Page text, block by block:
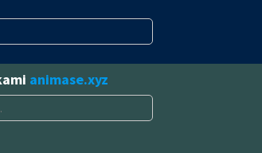
animase.xyz